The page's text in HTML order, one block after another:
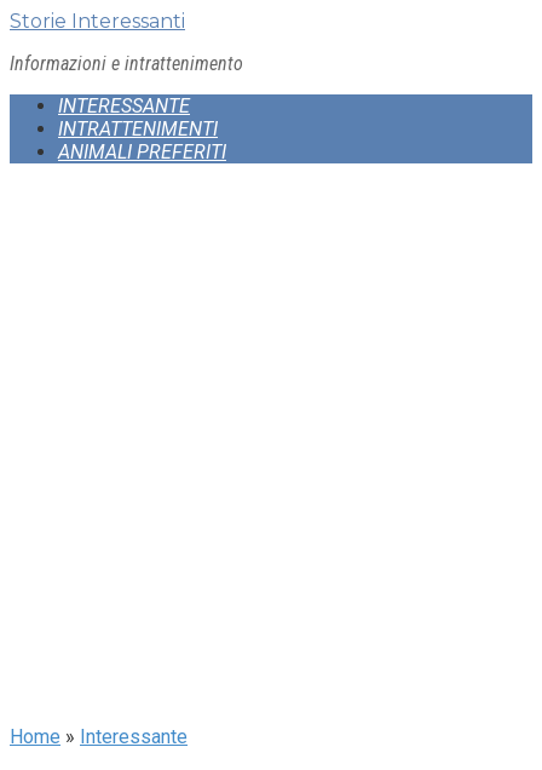
Skip
content
Storie Interessanti
Informazioni e intrattenimento
INTERESSANTE
INTRATTENIMENTI
ANIMALI PREFERITI
Home » Interessante